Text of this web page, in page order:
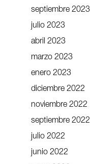
septiembre 2023
julio 2023
abril 2023
marzo 2023
enero 2023
diciembre 2022
noviembre 2022
septiembre 2022
julio 2022
junio 2022